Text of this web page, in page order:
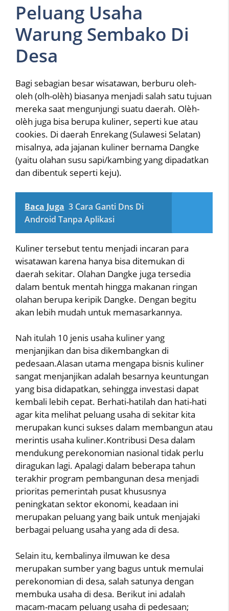
Peluang Usaha
Warung Sembako Di
Desa
Bagi sebagian besar wisatawan, berburu oleh-
oleh (olh-olèh) biasanya menjadi salah satu tujuan
mereka saat mengunjungi suatu daerah. Olèh-
olèh juga bisa berupa kuliner, seperti kue atau
cookies. Di daerah Enrekang (Sulawesi Selatan)
misalnya, ada jajanan kuliner bernama Dangke
(yaitu olahan susu sapi/kambing yang dipadatkan
dan dibentuk seperti keju).
Baca Juga 3 Cara Ganti Dns Di
Android Tanpa Aplikasi
Kuliner tersebut tentu menjadi incaran para
wisatawan karena hanya bisa ditemukan di
daerah sekitar. Olahan Dangke juga tersedia
dalam bentuk mentah hingga makanan ringan
olahan berupa keripik Dangke. Dengan begitu
akan lebih mudah untuk memasarkannya.
Nah itulah 10 jenis usaha kuliner yang
menjanjikan dan bisa dikembangkan di
pedesaan.Alasan utama mengapa bisnis kuliner
sangat menjanjikan adalah besarnya keuntungan
yang bisa didapatkan, sehingga investasi dapat
kembali lebih cepat. Berhati-hatilah dan hati-hati
agar kita melihat peluang usaha di sekitar kita
merupakan kunci sukses dalam membangun atau
merintis usaha kuliner.Kontribusi Desa dalam
mendukung perekonomian nasional tidak perlu
diragukan lagi. Apalagi dalam beberapa tahun
terakhir program pembangunan desa menjadi
prioritas pemerintah pusat khususnya
peningkatan sektor ekonomi, keadaan ini
merupakan peluang yang baik untuk menjajaki
berbagai peluang usaha yang ada di desa.
Selain itu, kembalinya ilmuwan ke desa
merupakan sumber yang bagus untuk memulai
perekonomian di desa, salah satunya dengan
membuka usaha di desa. Berikut ini adalah
macam-macam peluang usaha di pedesaan;